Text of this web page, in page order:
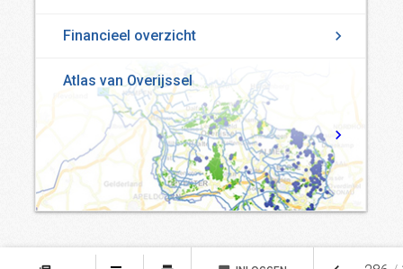
Financieel overzicht
Atlas van Overijssel